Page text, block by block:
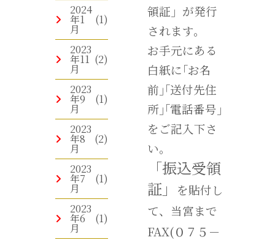
2024
年1
月
(1)
2023
年11
月
(2)
2023
年9
月
(1)
2023
年8
月
(2)
2023
年7
月
(1)
2023
年6
月
(1)
領証」が発行
されます。
お手元にある
白紙に｢お名
前｣｢送付先住
所｣｢電話番号｣
をご記入下さ
い。
「振込受領
証」
を貼付し
て、当宮まで
FAX(０７５－